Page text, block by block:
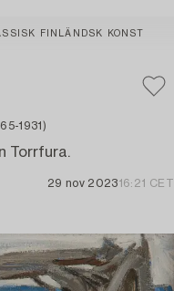
FINLÄNDSK KONST
1931)
Torrfura.
29 nov 202316:21 CET